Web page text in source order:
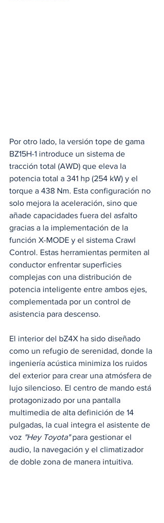
Por otro lado, la versión tope de gama
BZ15H-1 introduce un sistema de
tracción total (AWD) que eleva la
potencia total a 341 hp (254 kW) y el
torque a 438 Nm. Esta configuración no
solo mejora la aceleración, sino que
añade capacidades fuera del asfalto
gracias a la implementación de la
función X-MODE y el sistema Crawl
Control. Estas herramientas permiten al
conductor enfrentar superficies
complejas con una distribución de
potencia inteligente entre ambos ejes,
complementada por un control de
asistencia para descenso.
El interior del bZ4X ha sido diseñado
como un refugio de serenidad, donde la
ingeniería acústica minimiza los ruidos
del exterior para crear una atmósfera de
lujo silencioso. El centro de mando está
protagonizado por una pantalla
multimedia de alta definición de 14
pulgadas, la cual integra el asistente de
voz "Hey Toyota" para gestionar el
audio, la navegación y el climatizador
de doble zona de manera intuitiva.